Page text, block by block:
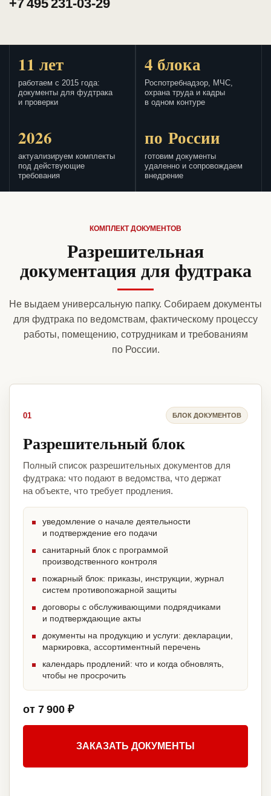
+7 495 231-03-29
11 лет
работаем с 2015 года:
документы для фудтрака
и проверки
4 блока
Роспотребнадзор, МЧС,
охрана труда и кадры
в одном контуре
2026
актуализируем комплекты
под действующие
требования
по России
готовим документы
удаленно и сопровождаем
внедрение
КОМПЛЕКТ ДОКУМЕНТОВ
Разрешительная
документация для фудтрака
Не выдаем универсальную папку. Собираем документы
для фудтрака по ведомствам, фактическому процессу
работы, помещению, сотрудникам и требованиям
по России.
01 БЛОК ДОКУМЕНТОВ
Разрешительный блок
Полный список разрешительных документов для
фудтрака: что подают в ведомства, что держат
на объекте, что требует продления.
уведомление о начале деятельности
и подтверждение его подачи
санитарный блок с программой
производственного контроля
пожарный блок: приказы, инструкции, журнал
систем противопожарной защиты
договоры с обслуживающими подрядчиками
и подтверждающие акты
документы на продукцию и услуги: декларации,
маркировка, ассортиментный перечень
календарь продлений: что и когда обновлять,
чтобы не просрочить
от 7 900 ₽
ЗАКАЗАТЬ ДОКУМЕНТЫ